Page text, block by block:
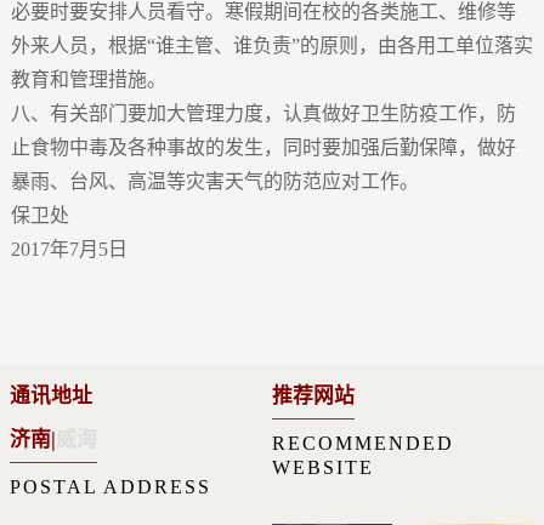
必要时要安排人员看守。寒假期间在校的各类施工、维修等
外来人员，根据“谁主管、谁负责”的原则，由各用工单位落实
教育和管理措施。
八、有关部门要加大管理力度，认真做好卫生防疫工作，防
止食物中毒及各种事故的发生，同时要加强后勤保障，做好
暴雨、台风、高温等灾害天气的防范应对工作。
保卫处
2017年7月5日
通讯地址
济南|
POSTAL ADDRESS
推荐网站
RECOMMENDED
WEBSITE